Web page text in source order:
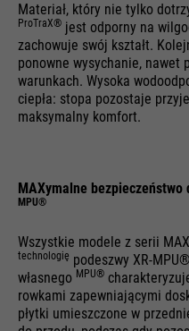
Materiał, który nie tylko
ProTraX® jest odporny na
zachowuje swój kształt.
ponowne wysychanie, nawet
warunkach. Wysoka
ciepła: stopa pozostaje
maksymalny komfort.
MAXymalne
MPU®
Wszystkie modele z serii
technologię podeszwy XR-
własnego MPU®
rowkami zapewniającymi
płytki umieszczone w